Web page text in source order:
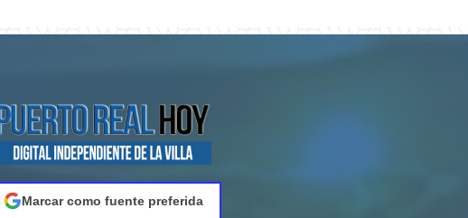
Marcar como fuente preferida